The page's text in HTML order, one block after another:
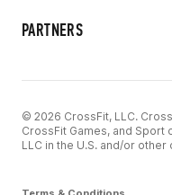
PARTNERS
© 2026 CrossFit, LLC.
CrossFit Games, and
LLC in the U.S. and/or